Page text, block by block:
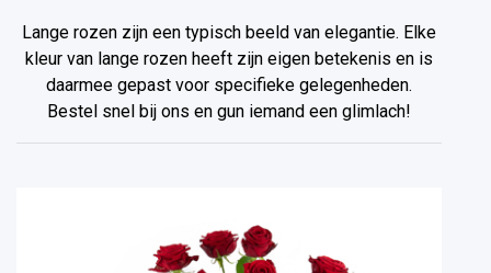
Lange rozen zijn een typisch beeld van elegantie. Elke
kleur van lange rozen heeft zijn eigen betekenis en is
daarmee gepast voor specifieke gelegenheden.
Bestel snel bij ons en gun iemand een glimlach!